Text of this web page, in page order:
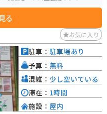
安城自転車道路があり、片道約20k
ズブリッジも見えますので、景色
、休憩には最適です。
る
お気に入り
駐車： 駐車場あり
予算： 無料
混雑： 少し空いている
滞在： 1時間
施設： 屋内